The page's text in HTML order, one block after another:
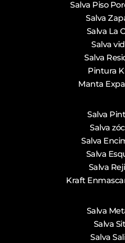
Salva Piso
Salva
Salva La
Salva
Salva
Pintura
Manta
Salva
Salva
Salva
Salva
Salva
Kraft
Salva
Salva
Salva